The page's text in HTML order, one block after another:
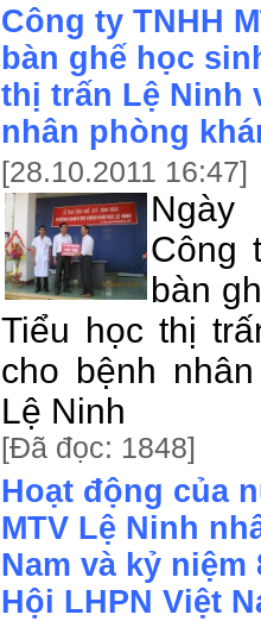
Công ty TNHH
bàn ghế học
thị trấn Lệ Ninh
nhân phòng
[28.10.2011 16:47]
Ngày
Công
bàn
Tiểu học thị
cho bệnh
Lệ Ninh
[Đã đọc: 1848]
Hoạt động của
MTV Lệ Ninh
Nam và kỷ
Hội LHPN Việt